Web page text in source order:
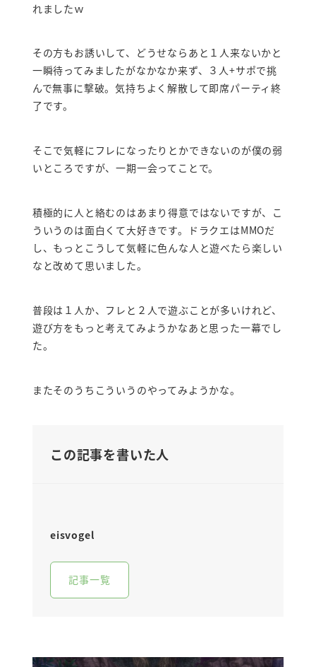
れましたｗ
その方もお誘いして、どうせならあと１人来ないかと
一瞬待ってみましたがなかなか来ず、３人+サポで挑
んで無事に撃破。気持ちよく解散して即席パーティ終
了です。
そこで気軽にフレになったりとかできないのが僕の弱
いところですが、一期一会ってことで。
積極的に人と絡むのはあまり得意ではないですが、こ
ういうのは面白くて大好きです。ドラクエはMMOだ
し、もっとこうして気軽に色んな人と遊べたら楽しい
なと改めて思いました。
普段は１人か、フレと２人で遊ぶことが多いけれど、
遊び方をもっと考えてみようかなあと思った一幕でし
た。
またそのうちこういうのやってみようかな。
この記事を書いた人
eisvogel
記事一覧